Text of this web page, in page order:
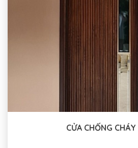
CỬA CHỐNG